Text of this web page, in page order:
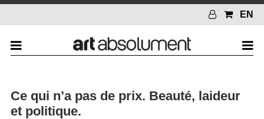
EN
Ce qui n’a pas de prix. Beauté, laideur
et politique.